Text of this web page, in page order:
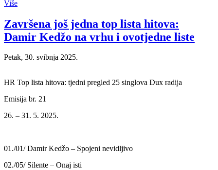
Više
Završena još jedna top lista hitova:
Damir Kedžo na vrhu i ovotjedne liste
Petak, 30. svibnja 2025.
HR Top lista hitova: tjedni pregled 25 singlova Dux radija
Emisija br. 21
26. – 31. 5. 2025.
01./01/ Damir Kedžo – Spojeni nevidljivo
02./05/ Silente – Onaj isti